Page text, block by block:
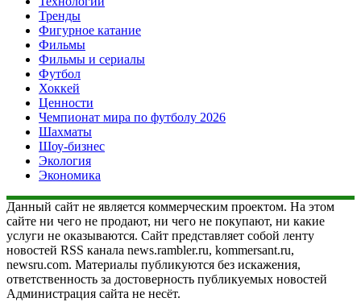
Тренды
Фигурное катание
Фильмы
Фильмы и сериалы
Футбол
Хоккей
Ценности
Чемпионат мира по футболу 2026
Шахматы
Шоу-бизнес
Экология
Экономика
Данный сайт не является коммерческим проектом. На этом
сайте ни чего не продают, ни чего не покупают, ни какие
услуги не оказываются. Сайт представляет собой ленту
новостей RSS канала news.rambler.ru, kommersant.ru,
newsru.com. Материалы публикуются без искажения,
ответственность за достоверность публикуемых новостей
Администрация сайта не несёт.